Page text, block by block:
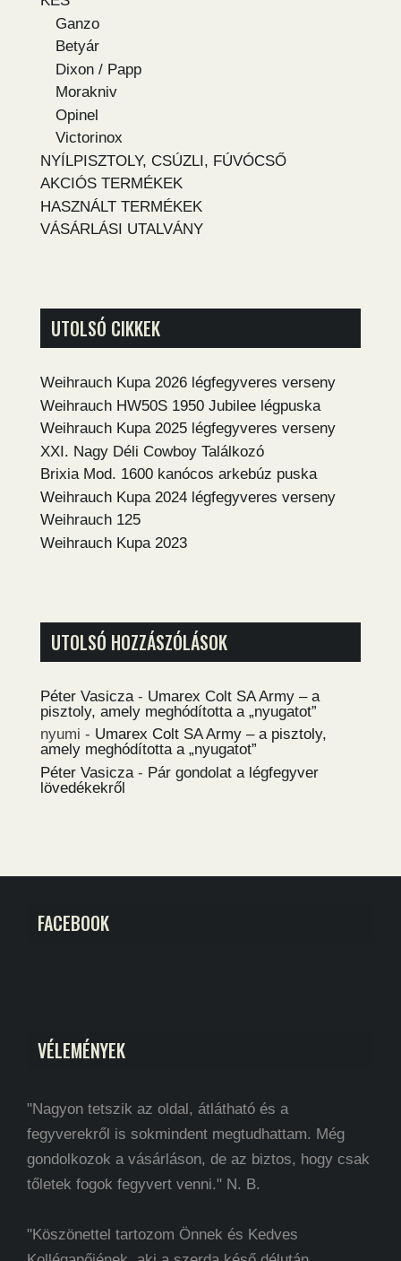
Ganzo
Betyár
Dixon / Papp
Morakniv
Opinel
Victorinox
NYÍLPISZTOLY, CSÚZLI, FÚVÓCSŐ
AKCIÓS TERMÉKEK
HASZNÁLT TERMÉKEK
VÁSÁRLÁSI UTALVÁNY
UTOLSÓ CIKKEK
Weihrauch Kupa 2026 légfegyveres verseny
Weihrauch HW50S 1950 Jubilee légpuska
Weihrauch Kupa 2025 légfegyveres verseny
XXI. Nagy Déli Cowboy Találkozó
Brixia Mod. 1600 kanócos arkebúz puska
Weihrauch Kupa 2024 légfegyveres verseny
Weihrauch 125
Weihrauch Kupa 2023
UTOLSÓ HOZZÁSZÓLÁSOK
Péter Vasicza - Umarex Colt SA Army – a
pisztoly, amely meghódította a „nyugatot”
nyumi - Umarex Colt SA Army – a pisztoly,
amely meghódította a „nyugatot”
Péter Vasicza - Pár gondolat a légfegyver
lövedékekről
FACEBOOK
VÉLEMÉNYEK
"Nagyon tetszik az oldal, átlátható és a
fegyverekről is sokmindent megtudhattam. Még
gondolkozok a vásárláson, de az biztos, hogy csak
tőletek fogok fegyvert venni." N. B.
"Köszönettel tartozom Önnek és Kedves